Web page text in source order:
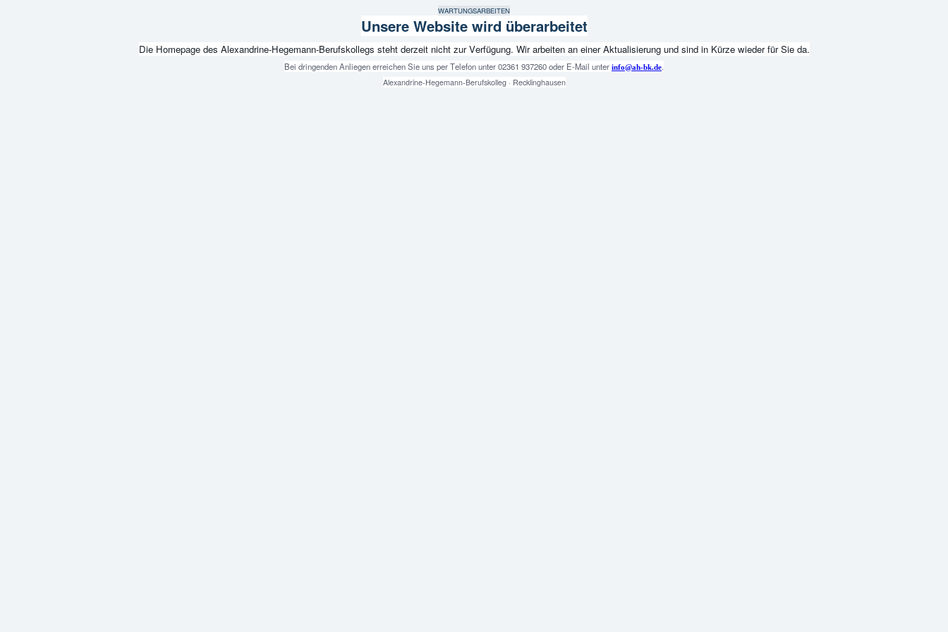
WARTUNGSARBEITEN
Unsere Website wird überarbeitet
Die Homepage des Alexandrine-Hegemann-Berufskollegs steht derzeit nicht zur Verfügung. Wir arbeiten an einer Aktualisierung und sind in Kürze wieder für Sie da.
Bei dringenden Anliegen erreichen Sie uns per Telefon unter 02361 937260 oder E-Mail unter info@ah-bk.de.
Alexandrine-Hegemann-Berufskolleg · Recklinghausen